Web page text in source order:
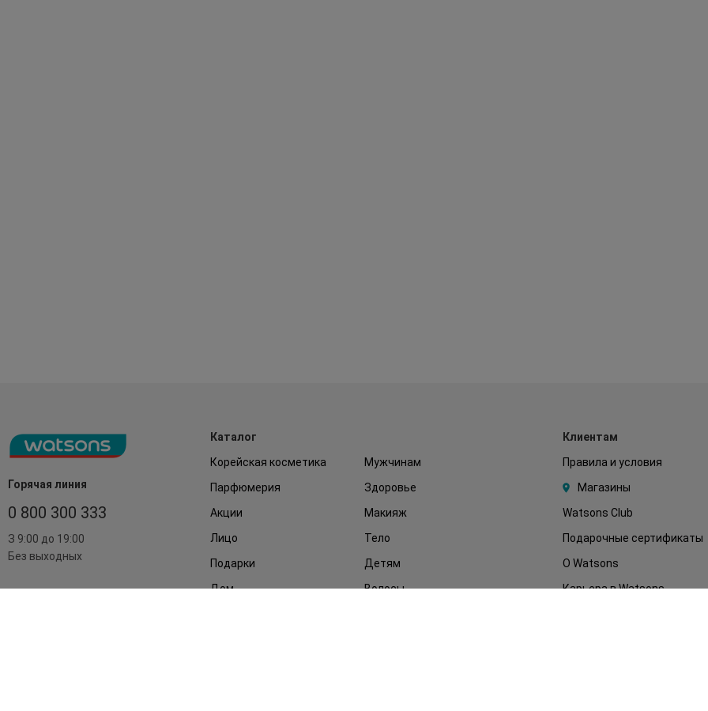
Горячая линия
0 800 300 333
З 9:00 до 19:00
Без выходных
Каталог
Корейская косметика
Мужчинам
Парфюмерия
Здоровье
Акции
Макияж
Лицо
Тело
Подарки
Детям
Дом
Волосы
Клиентам
Правила и условия
Магазины
Watsons Club
Подарочные сертификаты
О Watsons
Карьера в Watsons